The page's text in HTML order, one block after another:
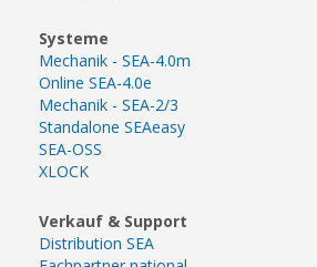
Systeme
Mechanik - SEA-4.0m
Online SEA-4.0e
Mechanik - SEA-2/3
Standalone SEAeasy
SEA-OSS
XLOCK
Verkauf & Support
Distribution SEA